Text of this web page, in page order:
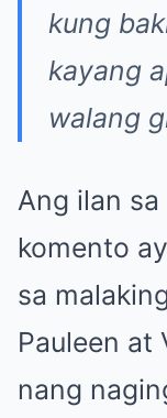
kung
kayang
walang
Ang ilan
komento
sa
Pauleen at
nang